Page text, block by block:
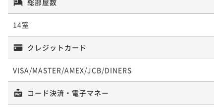
14室
クレジットカード
VISA/MASTER/AMEX/JCB/DINERS
コード決済・電子マネー